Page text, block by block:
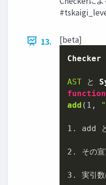
13. [beta]
Checker
AST と
function
add ( 1 ,
1. add
2. その
3. 実引